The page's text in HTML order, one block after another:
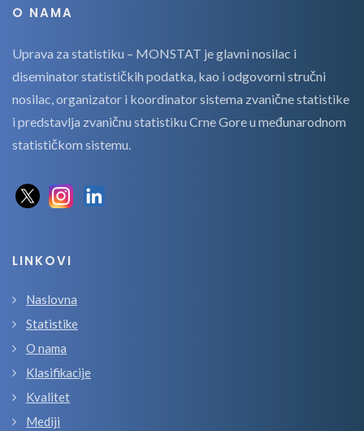
O NAMA
Uprava za statistiku – MONSTAT je glavni nosilac i
diseminator statističkih podatka, kao i odgovorni stručni
nosilac, organizator i koordinator sistema zvanične statistike
i predstavlja zvaničnu statistiku Crne Gore u međunarodnom
statističkom sistemu.
LINKOVI
Naslovna
Statistike
O nama
Klasifikacije
Kvalitet
Mediji